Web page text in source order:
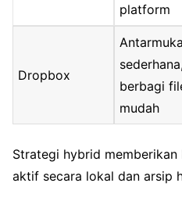
platform
Dropbox
Antarmuka
berbagi
mudah
Strategi hybrid
aktif secara lokal dan arsip